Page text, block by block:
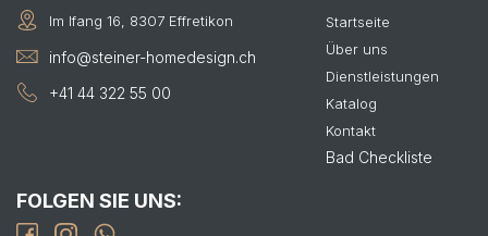
Im Ifang 16, 8307 Effretikon
info@steiner-homedesign.ch
+41 44 322 55 00
Startseite
Über uns
Dienstleistungen
Katalog
Kontakt
Bad Checkliste
FOLGEN SIE UNS: